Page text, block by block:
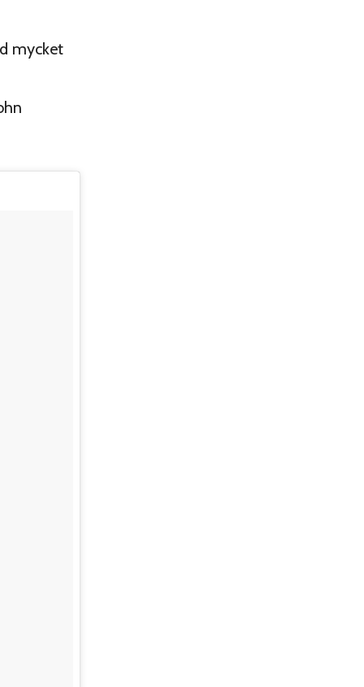
mycket